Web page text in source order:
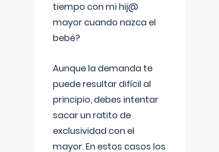
tiempo con mi hij@
mayor cuando nazca el
bebé?
Aunque la demanda te
puede resultar difícil al
principio, debes intentar
sacar un ratito de
exclusividad con el
mayor. En estos casos los